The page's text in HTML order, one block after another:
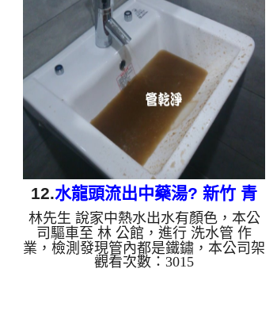
啟動 螺旋波 模式，一洗水管就噴出泥
水，還不時掉出異物，如影片，兩個多
小時後，管路洗乾淨水出水量恢復，熱
水器也能正常使用了。 如是自來水，
如水管老化，會產生鐵鏽跟泥沙堆積，
洗出來的水就會是咖啡色，地下水含有
氧化錳，管壁上會結成黑色管垢，洗出
來的水會跟石油一樣黑，有些洗出綠色
的水，是因為裡面有銅的物質，生鏽產
生銅綠...
12.水龍頭流出中藥湯? 新竹 青
峰路 洗水管
林先生 說家中熱水出水有顏色，本公
司驅車至 林 公館，進行 洗水管 作
業，檢測發現管內都是鐵鏽，本公司架
起 高周波水管清洗機，灌入 檸檬酸 至
觀看次數：3015